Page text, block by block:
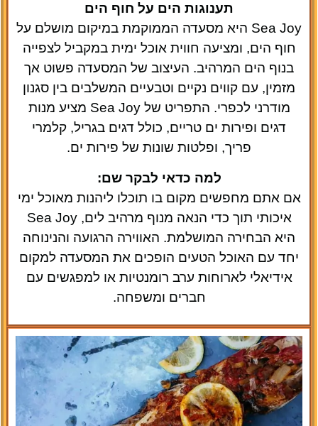
תענוגות הים על חוף הים
Sea Joy היא מסעדה הממוקמת במיקום מושלם על
חוף הים, ומציעה חווית אוכל ימית במקביל לצפייה
בנוף הים המרהיב. העיצוב של המסעדה פשוט אך
מזמין, עם קווים נקיים וטבעיים המשלבים בין סגנון
מודרני לכפרי. התפריט של Sea Joy מציע מנות
דגים ופירות ים טריים, כולל דגים בגריל, קלמרי
פריך, ופלטות שונות של פירות ים.
למה כדאי לבקר שם:
אם אתם מחפשים מקום בו תוכלו ליהנות מאוכל ימי
איכותי תוך כדי הנאה מנוף מרהיב לים, Sea Joy
היא הבחירה המושלמת. האווירה הרגועה והנינוחה
יחד עם האוכל הטעים הופכים את המסעדה למקום
אידיאלי לארוחות ערב רומנטיות או למפגשים עם
חברים ומשפחה.